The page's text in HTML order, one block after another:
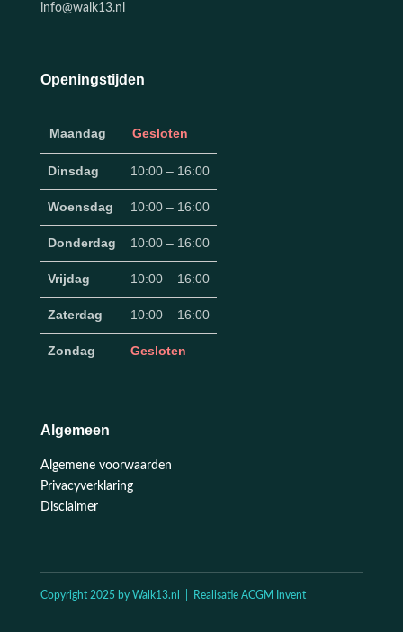
info@walk13.nl
Openingstijden
Maandag Gesloten
Dinsdag 10:00 – 16:00
Woensdag 10:00 – 16:00
Donderdag 10:00 – 16:00
Vrijdag 10:00 – 16:00
Zaterdag 10:00 – 16:00
Zondag Gesloten
Algemeen
Algemene voorwaarden
Privacyverklaring
Disclaimer
Copyright 2025 by Walk13.nl | Realisatie ACGM Invent